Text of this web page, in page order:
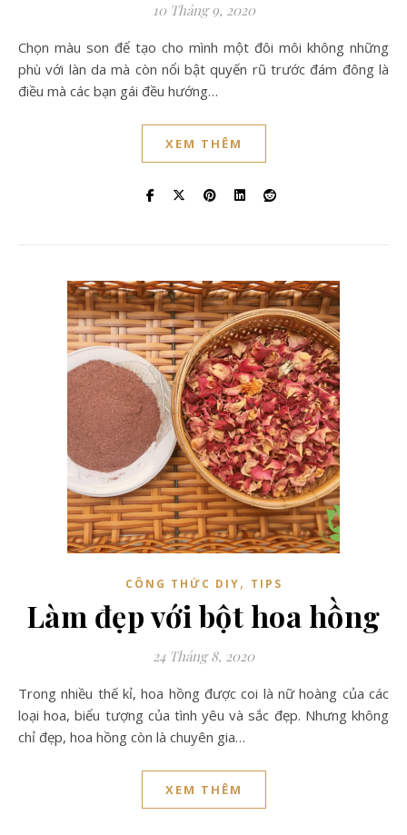
10 Tháng 9, 2020
Chọn màu son để tạo cho mình một đôi môi không những
phù với làn da mà còn nổi bật quyến rũ trước đám đông là
điều mà các bạn gái đều hướng…
XEM THÊM
CÔNG THỨC DIY, TIPS
Làm đẹp với bột hoa hồng
24 Tháng 8, 2020
Trong nhiều thế kỉ, hoa hồng được coi là nữ hoàng của các
loại hoa, biểu tượng của tình yêu và sắc đẹp. Nhưng không
chỉ đẹp, hoa hồng còn là chuyên gia…
XEM THÊM